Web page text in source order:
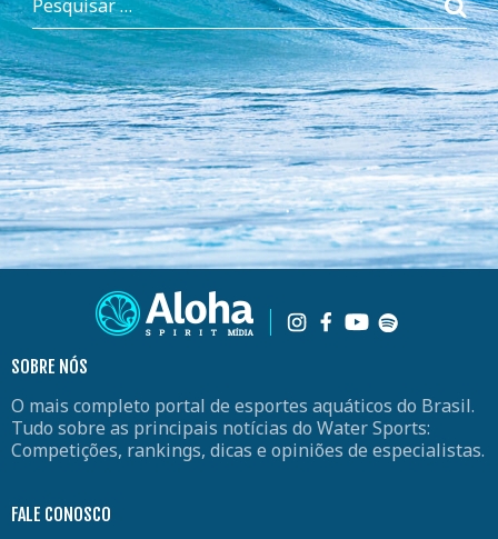
SOBRE NÓS
O mais completo portal de esportes aquáticos do Brasil.
Tudo sobre as principais notícias do Water Sports:
Competições, rankings, dicas e opiniões de especialistas.
FALE CONOSCO